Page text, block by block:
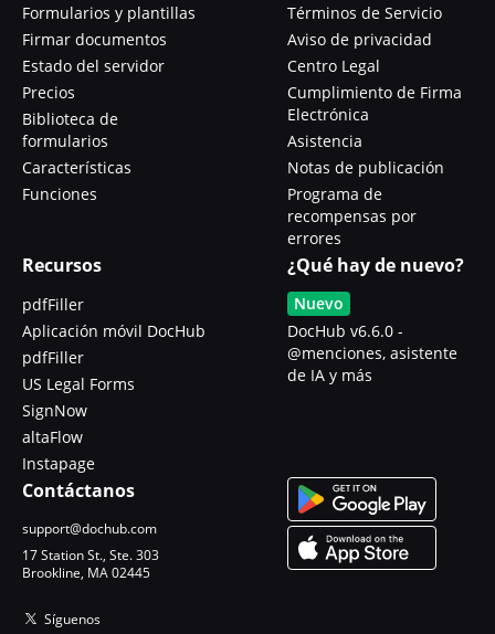
Formularios y plantillas
Firmar documentos
Estado del servidor
Precios
Biblioteca de
formularios
Características
Funciones
Términos de Servicio
Aviso de privacidad
Centro Legal
Cumplimiento de Firma
Electrónica
Asistencia
Notas de publicación
Programa de
recompensas por
errores
Recursos
pdfFiller
Aplicación móvil DocHub
pdfFiller
US Legal Forms
SignNow
altaFlow
Instapage
¿Qué hay de nuevo?
Nuevo
DocHub v6.6.0 -
@menciones, asistente
de IA y más
Contáctanos
support@dochub.com
17 Station St., Ste. 303
Brookline, MA 02445
Síguenos